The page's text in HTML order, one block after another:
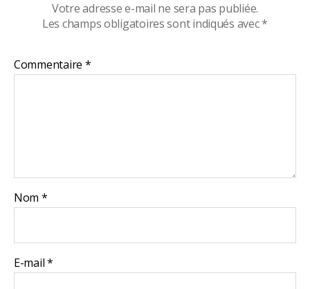
Votre adresse e-mail ne sera pas publiée.
Les champs obligatoires sont indiqués avec*
Commentaire *
Nom *
E-mail*